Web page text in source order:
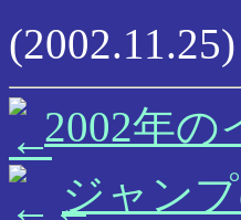
(2002.11.25)
2002年の
ジャン